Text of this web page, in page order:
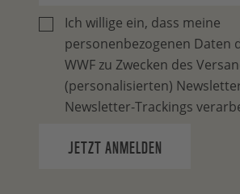
Ich willige ein, dass meine
personenbezogenen Daten
WWF zu Zwecken des
(personalisierten)
Newsletter-Trackings
JETZT ANMELDEN